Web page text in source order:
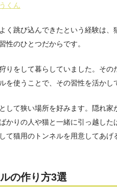
くん
く跳び込んできたという経験は、
性のひとつだからです。
をして暮らしていました。その
を使うことで、その習性を活かし
して狭い場所を好みます。隠れ
かりの人や猫と一緒に引っ越した
て猫用のトンネルを用意してあげ
の作り方3選